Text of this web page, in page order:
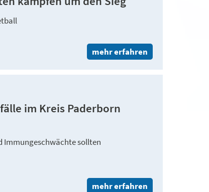
mehr erfahren
im Kreis Paderborn
Immungeschwächte sollten
mehr erfahren